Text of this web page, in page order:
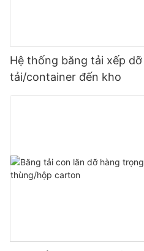
Hệ thống băng tải xếp
tải/container đến kho